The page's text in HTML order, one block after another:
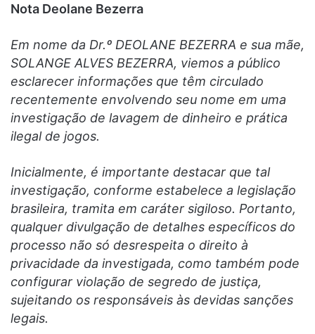
Nota Deolane Bezerra
Em nome da Dr.º DEOLANE BEZERRA e sua mãe,
SOLANGE ALVES BEZERRA, viemos a público
esclarecer informações que têm circulado
recentemente envolvendo seu nome em uma
investigação de lavagem de dinheiro e prática
ilegal de jogos.
Inicialmente, é importante destacar que tal
investigação, conforme estabelece a legislação
brasileira, tramita em caráter sigiloso. Portanto,
qualquer divulgação de detalhes específicos do
processo não só desrespeita o direito à
privacidade da investigada, como também pode
configurar violação de segredo de justiça,
sujeitando os responsáveis às devidas sanções
legais.